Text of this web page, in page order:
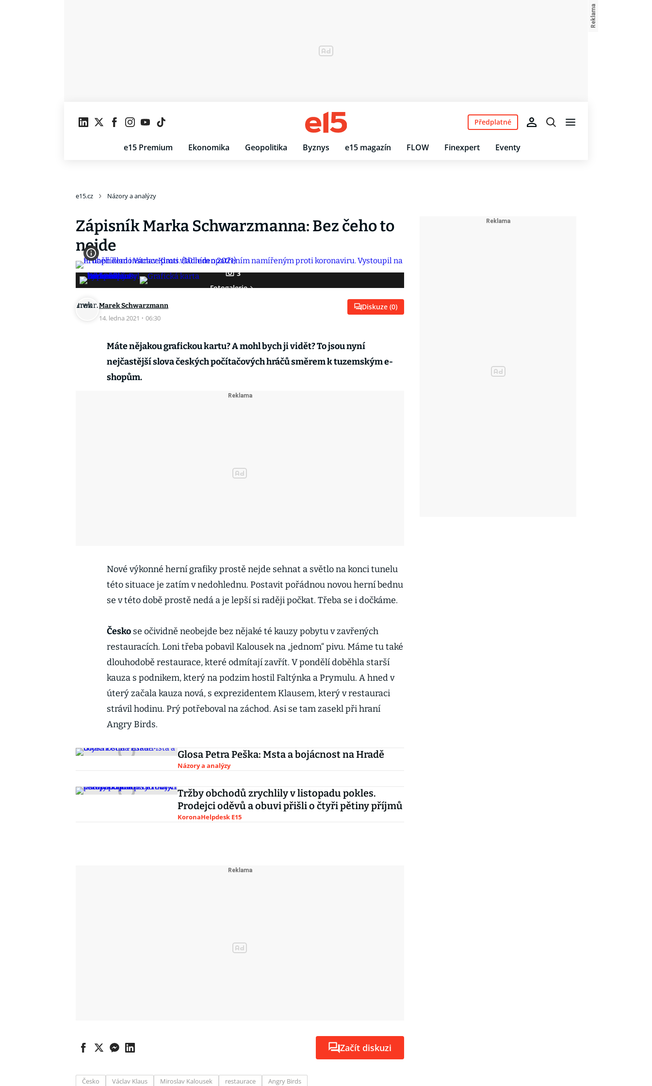
e15 Premium Ekonomika Geopolitika Byznys e15 magazín FLOW Finexpert Eventy
Předplatné
e15.cz Názory a analýzy
Zápisník Marka Schwarzmanna: Bez čeho to
nejde
3
Fotogalerie
Marek Schwarzmann
14. ledna 2021 · 06:30
Diskuze (0)
Máte nějakou grafickou kartu? A mohl bych ji vidět? To jsou nyní
nejčastější slova českých počítačových hráčů směrem k tuzemským e-
shopům.
Nové výkonné herní grafiky prostě nejde sehnat a světlo na konci tunelu
této situace je zatím v nedohlednu. Postavit pořádnou novou herní bednu
se v této době prostě nedá a je lepší si raději počkat. Třeba se i dočkáme.
Česko se očividně neobejde bez nějaké té kauzy pobytu v zavřených
restauracích. Loni třeba pobavil Kalousek na „jednom“ pivu. Máme tu také
dlouhodobě restaurace, které odmítají zavřít. V pondělí doběhla starší
kauza s podnikem, který na podzim hostil Faltýnka a Prymulu. A hned v
úterý začala kauza nová, s exprezidentem Klausem, který v restauraci
strávil hodinu. Prý potřeboval na záchod. Asi se tam zasekl při hraní
Angry Birds.
Glosa Petra Peška: Msta a bojácnost na Hradě
Názory a analýzy
Tržby obchodů zrychlily v listopadu pokles.
Prodejci oděvů a obuvi přišli o čtyři pětiny příjmů
KoronaHelpdesk E15
Začít diskuzi
Česko Václav Klaus Miroslav Kalousek restaurace Angry Birds